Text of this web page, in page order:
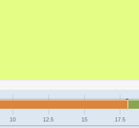
10 12.5 15 17.5